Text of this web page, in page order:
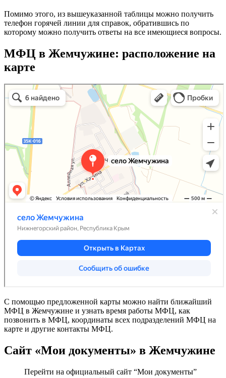
Помимо этого, из вышеуказанной таблицы можно получить
телефон горячей линии для справок, обратившись по
которому можно получить ответы на все имеющиеся вопросы.
МФЦ в Жемчужине: расположение на
карте
С помощью предложенной карты можно найти ближайший
МФЦ в Жемчужине и узнать время работы МФЦ, как
позвонить в МФЦ, координаты всех подразделений МФЦ на
карте и другие контакты МФЦ.
Сайт «Мои документы» в Жемчужине
Перейти на официальный сайт “Мои документы”